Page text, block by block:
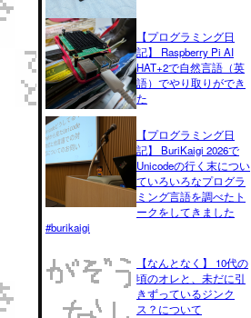
【プログラミング日
記】 Raspberry Pi AI
HAT+2で自然言語（英
語）でやり取りができ
た
【プログラミング日
記】 BuriKaigi 2026で
Unicodeの行く末につい
ていろいろなプログラ
ミング言語を調べたト
ークをしてきました
#burikaigi
【なんとなく】 10代の
頃のオレと、未だに引
きずっているジンク
ス？について